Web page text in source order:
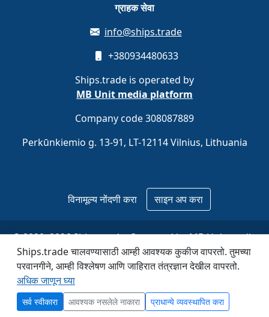
ग्राहक सेवा
info@ships.trade
+380934480633
Ships.trade is operated by
MB Unit media platform
Company code 308087889
Perkūnkiemio g. 13-91, LT-12114 Vilnius, Lithuania
विनामूल्य नोंदणी करा साइन अप करा
© 2020–2026 Ships.trade. Operated byMB Unit media
platform.
Ships.trade चालवण्यासाठी आम्ही आवश्यक कुकीज वापरतो. तुमच्या
परवानगीने, आम्ही विश्लेषण आणि जाहिरात तंत्रज्ञान देखील वापरतो.
अधिक जाणून घ्या
सर्व स्वीकारा आवश्यक नसलेले नाकारा प्राधान्ये व्यवस्थापित करा